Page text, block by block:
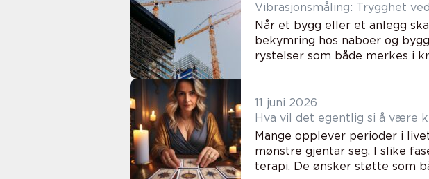
Vibrasjonsmåling: Trygghet
Når et bygg eller et anlegg
bekymring hos naboer og
rystelser som både merkes i
11 juni 2026
Hva vil det egentlig si å være
Mange opplever perioder i
mønstre gjentar seg. I slike
terapi. De ønsker støtte som